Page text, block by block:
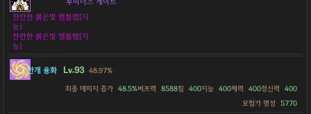
찬란한 붉은빛 엠블렘[지
능]
찬란한 붉은빛 엠블렘[지
능]
안개 융화 Lv.93 48.97%
최종 데미지 증가 48.5%버프력 8588힘 400지능 400체력 400정신력
400
모험가 명성
5770